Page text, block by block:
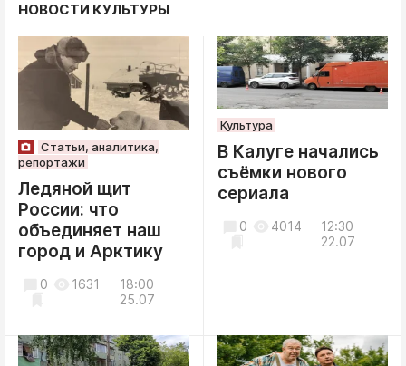
НОВОСТИ КУЛЬТУРЫ
Статьи, аналитика,
репортажи
Ледяной щит
России: что
объединяет наш
город и Арктику
18:00
25.07
0 1631
Культура
В Калуге начались
съёмки нового
сериала
12:30
22.07
0 4014